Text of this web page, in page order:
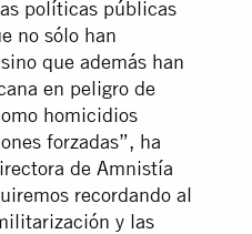
políticas públicas
no sólo han
que además han
en peligro de
homicidios
forzadas”, ha
de Amnistía
recordando al
y las